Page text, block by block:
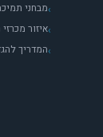
›מבחני
›איזור
›המדריך